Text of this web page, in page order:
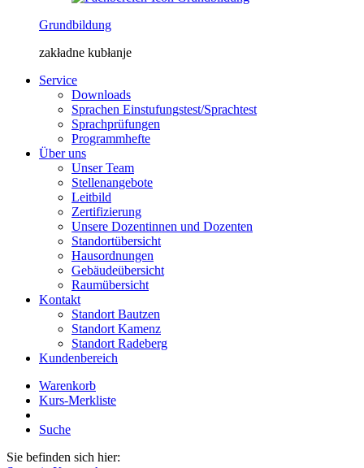
Grundbildung
zakładne kubłanje
Service
Downloads
Sprachen Einstufungstest/Sprachtest
Sprachprüfungen
Programmhefte
Über uns
Unser Team
Stellenangebote
Leitbild
Zertifizierung
Unsere Dozentinnen und Dozenten
Standortübersicht
Hausordnungen
Gebäudeübersicht
Raumübersicht
Kontakt
Standort Bautzen
Standort Kamenz
Standort Radeberg
Kundenbereich
Warenkorb
Kurs-Merkliste
Suche
Sie befinden sich hier: